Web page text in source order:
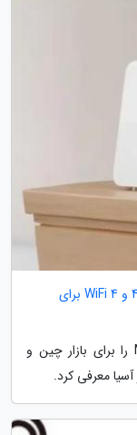
مودم هواوی Mobile Router 5 معرفی گردید: 4G و WiFi 4 برای
هواوی مودم روتر سیمکارتی Mobile Router 5 را برای بازار چین و
آسیا معرفی کرد.